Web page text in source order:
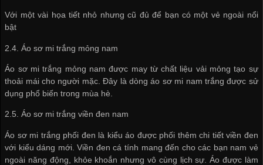
Với một vài họa tiết nhỏ nhưng cũ đủ để bạn có một vẻ ngoài nổi
bật
2.4. Áo sơ mi trắng mỏng nam
Áo sơ mi trắng mỏng nam được may từ chất liệu vải mỏng tạo sự
thoải mái cho người mặc. Đây là dòng áo sơ mi nam trắng được sử
dụng phổ biến trong mùa hè.
2.5. Áo sơ mi trắng viền đen nam
Áo sơ mi trắng phối đen là kiểu áo được phối thêm chi tiết viền đen
với kiểu dáng mới. Viền đen cá tính mang đến cho các bạn nam vẻ
ngoài năng động, khỏe khoắn nhưng vô cùng lịch sự. Áo được làm